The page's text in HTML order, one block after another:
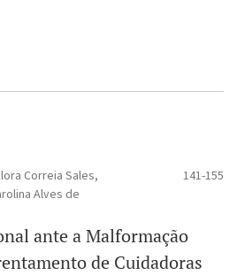
Correia Sales,
Alves de
141-155
ante a Malformação
de Cuidadoras